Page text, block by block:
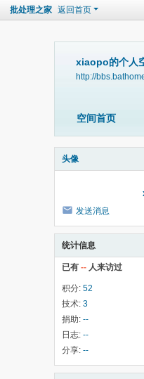
批处理之家 返回首页
xiaopo的个人
http://
空间首页
头像
发送消息
统计信息
已有 -- 人来访过
积分: 52
技术: 3
捐助: --
日志: --
分享: --